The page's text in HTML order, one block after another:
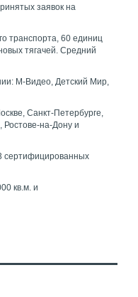
заявок на
транспорта, 60 единиц
тягачей. Средний
М-Видео, Детский Мир,
Санкт-Петербурге,
Ростове-на-Дону и
сертифицированных
кв.м. и